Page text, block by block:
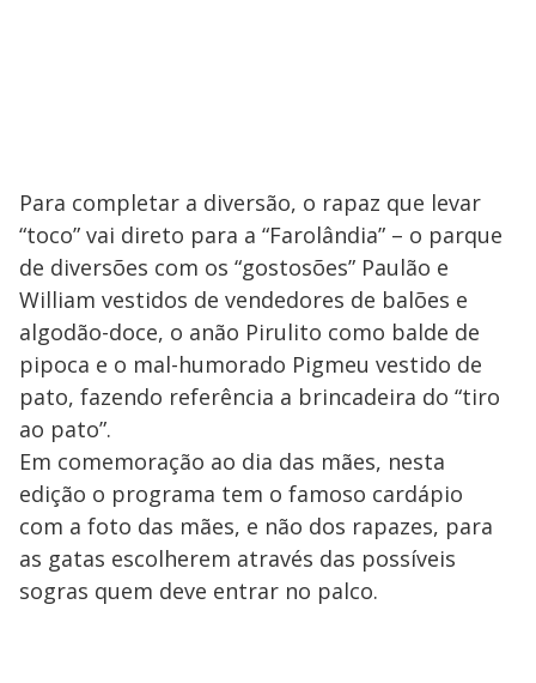
Para completar a diversão, o rapaz que levar
“toco” vai direto para a “Farolândia” – o parque
de diversões com os “gostosões” Paulão e
William vestidos de vendedores de balões e
algodão-doce, o anão Pirulito como balde de
pipoca e o mal-humorado Pigmeu vestido de
pato, fazendo referência a brincadeira do “tiro
ao pato”.
Em comemoração ao dia das mães, nesta
edição o programa tem o famoso cardápio
com a foto das mães, e não dos rapazes, para
as gatas escolherem através das possíveis
sogras quem deve entrar no palco.